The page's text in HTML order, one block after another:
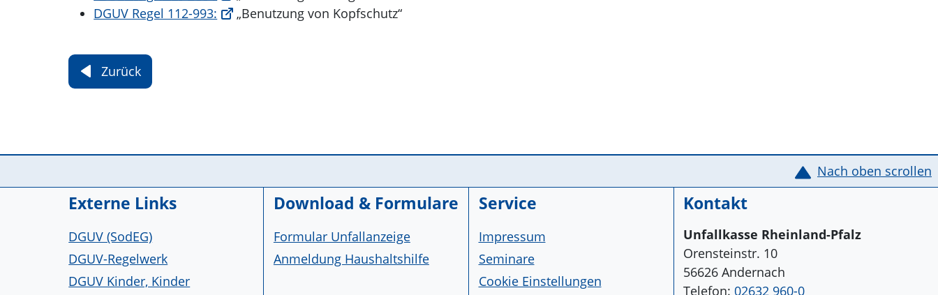
DGUV Regel 112-993:
„Benutzung von Kopfschutz“
Zurück
Service Informationen Nach oben scrollen
Externe Links
DGUV (SodEG)
DGUV-Regelwerk
DGUV Kinder, Kinder
Download & Formulare
Formular Unfallanzeige
Anmeldung Haushaltshilfe
Service
Impressum
Seminare
Cookie Einstellungen
Kontakt
Unfallkasse Rheinland-Pfalz
Orensteinstr. 10
56626 Andernach
Telefon:02632 960-0